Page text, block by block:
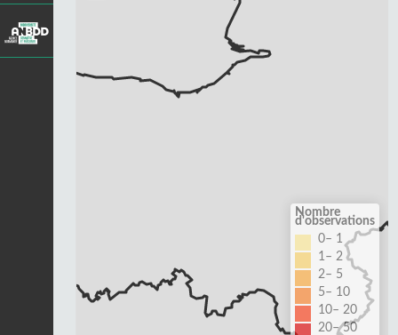
Nombre
d'observations
0– 1
1– 2
2– 5
5– 10
10– 20
20– 50